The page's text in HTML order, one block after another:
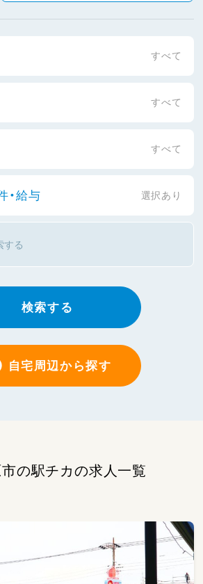
すべて
すべて
すべて
・給与 選択あり
検索する
自宅周辺から探す
の駅チカの求人一覧